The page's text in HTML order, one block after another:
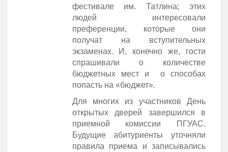
фестивале им. Татлина; этих
людей интересовали
преференции, которые они
получат на вступительных
экзаменах. И, конечно же, гости
спрашивали о количестве
бюджетных мест и о способах
попасть на «бюджет».
Для многих из участников День
открытых дверей завершился в
приемной комиссии ПГУАС.
Будущие абитуриенты уточняли
правила приема и записывались